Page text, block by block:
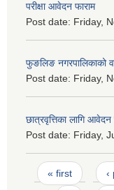
परीक्षा आवेदन फाराम
Post date: Friday,
फुङलिङ नगरपालिकाको
Post date: Friday,
छात्रवृत्तिका लागि आवेदन
Post date: Friday,
Pages
« first ‹